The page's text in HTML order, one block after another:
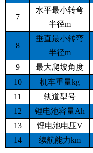
7
水平最小转弯
半径m
8
垂直最小转弯
半径m
9
最大爬坡角度
10
机车重量kg
11
轨道型号
12
锂电池容量Ah
13
锂电池电压V
14
续航能力km